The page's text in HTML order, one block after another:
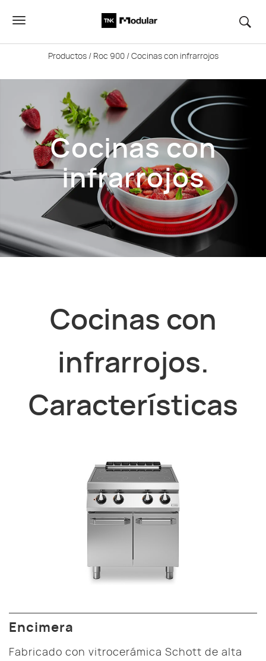
Productos/ Roc 900/ Cocinas con infrarrojos
Cocinas con
infrarrojos
Cocinas con
infrarrojos.
Características
Encimera
Fabricado con vitrocerámica Schott de alta